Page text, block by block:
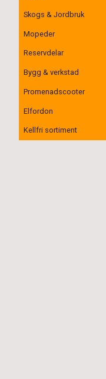
Skogs & Jordbruk
Mopeder
Reservdelar
Bygg & verkstad
Promenadscooter
Elfordon
Kellfri sortiment